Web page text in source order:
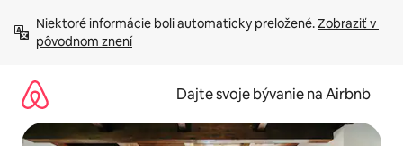
obsah.
Niektoré informácie boli automaticky preložené. Zobraziť v
pôvodnom znení
Dajte svoje bývanie na Airbnb